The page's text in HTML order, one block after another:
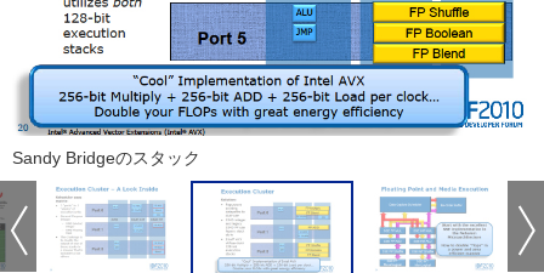
Sandy Bridgeのスタック